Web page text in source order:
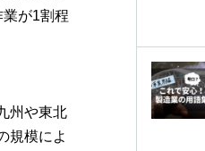
が1割程
州や東北
規模によ